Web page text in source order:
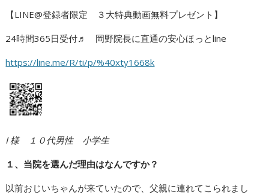
【LINE@登録者限定 ３大特典動画無料プレゼント】
24時間365日受付♬ 岡野院長に直通の安心ほっとline
https://line.me/R/ti/p/%40xty1668k
I 様 １０代男性 小学生
１、当院を選んだ理由はなんですか？
以前おじいちゃんが来ていたので、父親に連れてこられまし